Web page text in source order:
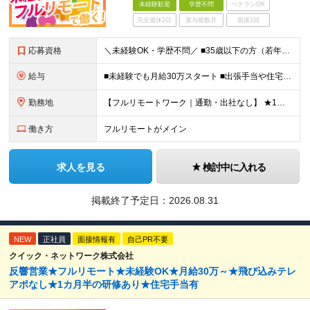
未経験歓迎 学歴不問 ベテランOK
完全週休2日 賞与複数月 面接1回
応募資格 ＼未経験OK・学歴不問／ ■35歳以下の方（若年層の長期キャリア形成のため） ■第二新卒OK ■普通自動車免許（AT）をお持ちの方 ▼▽こんな方はぜひご応募ください！▽▼ 「車の運転が好き！」 「地
給与 ■未経験でも月給30万スタート ■出張手当や住宅手当あり 【東京都・神奈川県】 月給35万円～60万円＋インセンティブ＋賞与＋諸手当 上記月給は、月42時間分の固定残業代（月8万3900円以上）を含
勤務地 【フルリモートワーク｜通勤・出社なし】 ★1人1台社用車貸与 ★転勤なし ★直帰直行OK 【本社】 兵庫県神戸市中央区明石町44 神戸御幸ビル4F ★☆積極採用中☆★ ◆北海道・東北：札幌／福島／
働き方 フルリモートがメイン
求人を見る 検討中に入れる
掲載終了予定日： 2026.08.31
NEW 正社員 面接情報有 自己PR不要
クイック・ネットワーク株式会社
反響営業★フルリモート★未経験OK★月給30万～★飛び込みテレ
アポなし★1カ月半の研修あり★住宅手当有